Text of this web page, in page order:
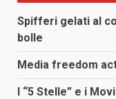
Spifferi gelati al
bolle
Media freedom
I “5 Stelle” e i